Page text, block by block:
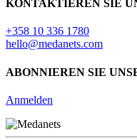
KONTAKTIEREN SIE
+358 10 336 1780
hello@medanets.com
ABONNIEREN SIE
Anmelden